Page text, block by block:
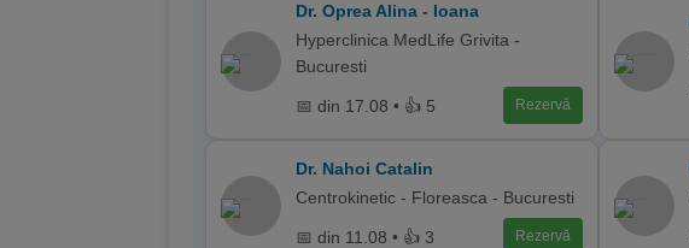
Dr. Oprea Alina - Ioana
Hyperclinica MedLife Grivita -
Bucuresti
📅 din 17.08 • 👍 5 Rezervă
Dr. Nahoi Catalin
Centrokinetic - Floreasca - Bucuresti
📅 din 11.08 • 👍 3 Rezervă